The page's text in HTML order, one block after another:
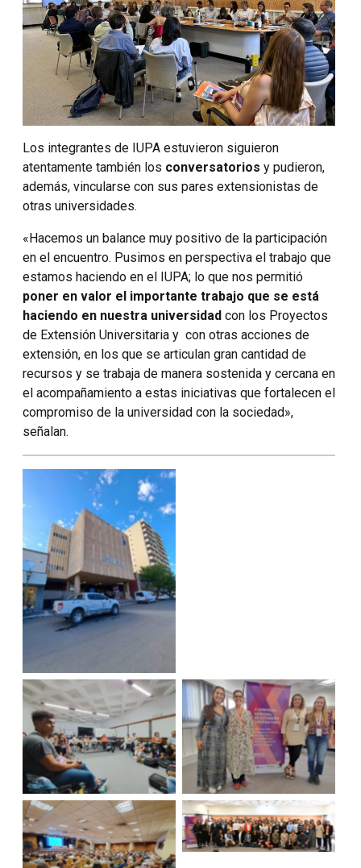
Los integrantes de IUPA estuvieron siguieron
atentamente también los conversatorios y pudieron,
además, vincularse con sus pares extensionistas de
otras universidades.
«Hacemos un balance muy positivo de la participación
en el encuentro. Pusimos en perspectiva el trabajo que
estamos haciendo en el IUPA; lo que nos permitió
poner en valor el importante trabajo que se está
haciendo en nuestra universidad con los Proyectos
de Extensión Universitaria y con otras acciones de
extensión, en los que se articulan gran cantidad de
recursos y se trabaja de manera sostenida y cercana en
el acompañamiento a estas iniciativas que fortalecen el
compromiso de la universidad con la sociedad»,
señalan.
Sin leyenda
Sin leyenda Sin leyenda
Sin leyenda
Sin leyenda